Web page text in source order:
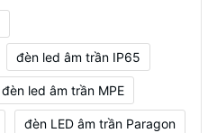
đèn led âm trần IP65
đèn led âm trần MPE
đèn LED âm trần Paragon